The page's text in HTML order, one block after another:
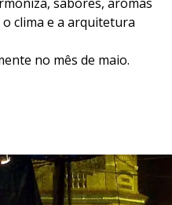
clima e a arquitetura
no mês de maio.